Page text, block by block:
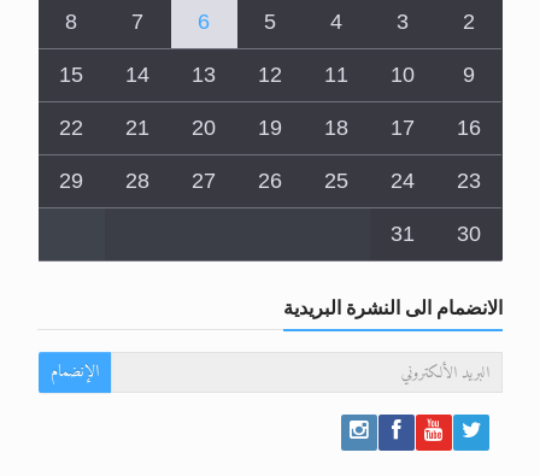
2
3
4
5
6
7
8
9
10
11
12
13
14
15
16
17
18
19
20
21
22
23
24
25
26
27
28
29
30
31
الانضمام الى النشرة البريدية
الإنضمام